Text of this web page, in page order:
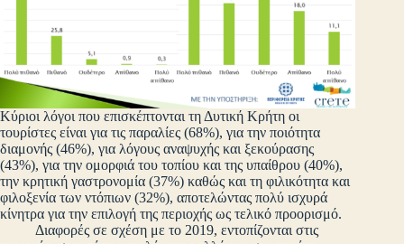
Κύριοι λόγοι που επισκέπτονται τη Δυτική Κρήτη οι
τουρίστες είναι για τις παραλίες (68%), για την ποιότητα
διαμονής (46%), για λόγους αναψυχής και ξεκούρασης
(43%), για την ομορφιά του τοπίου και της υπαίθρου (40%),
την κρητική γαστρονομία (37%) καθώς και τη φιλικότητα και
φιλοξενία των ντόπιων (32%), αποτελώντας πολύ ισχυρά
κίνητρα για την επιλογή της περιοχής ως τελικό προορισμό.
Διαφορές σε σχέση με το 2019, εντοπίζονται στις